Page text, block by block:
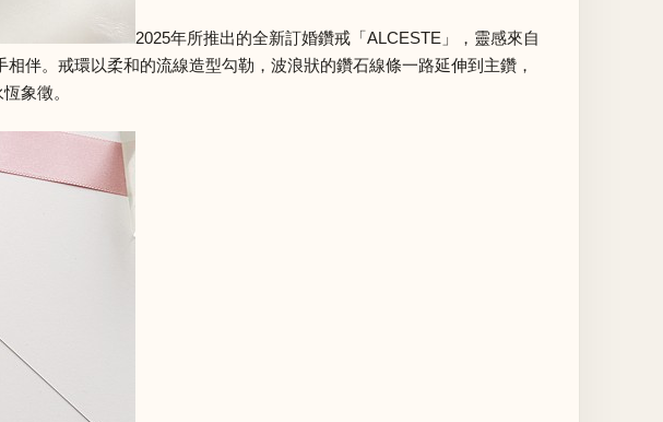
2025年所推出的全新訂婚鑽戒「ALCESTE」，靈感來自
伴。戒環以柔和的流線造型勾勒，波浪狀的鑽石線條一路延伸到主鑽，
象徵。